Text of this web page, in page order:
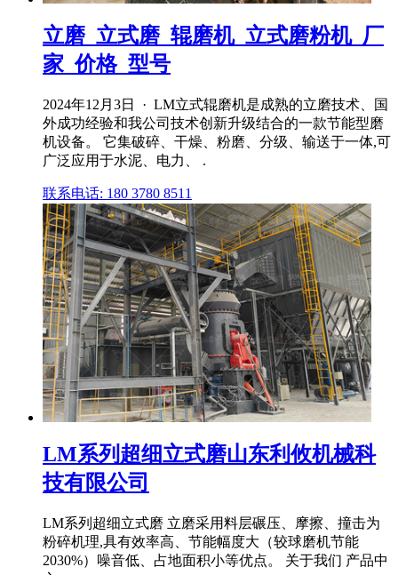
立磨_立式磨_辊磨机_立式磨粉机_厂
家_价格_型号
2024年12月3日 · LM立式辊磨机是成熟的立磨技术、国
外成功经验和我公司技术创新升级结合的一款节能型磨
机设备。 它集破碎、干燥、粉磨、分级、输送于一体,可
广泛应用于水泥、电力、 .
联系电话: 180 3780 8511
LM系列超细立式磨山东利攸机械科
技有限公司
LM系列超细立式磨 立磨采用料层碾压、摩擦、撞击为
粉碎机理,具有效率高、节能幅度大（较球磨机节能
2030%）噪音低、占地面积小等优点。 关于我们 产品中